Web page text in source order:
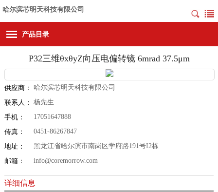
哈尔滨芯明天科技有限公司
产品目录
P32三维θxθyZ向压电偏转镜 6mrad 37.5μm
供应商： 哈尔滨芯明天科技有限公司
联系人： 杨先生
手机： 17051647888
传真： 0451-86267847
地址： 黑龙江省哈尔滨市南岗区学府路191号I2栋
邮箱： info@coremorrow.com
详细信息